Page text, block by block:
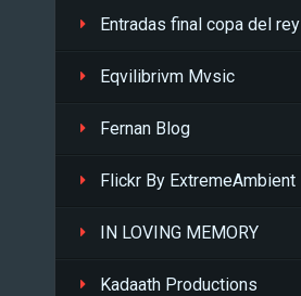
Entradas final copa del rey
Eqvilibrivm Mvsic
Fernan Blog
Flickr By ExtremeAmbient
IN LOVING MEMORY
Kadaath Productions